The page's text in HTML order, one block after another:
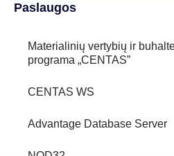
Paslaugos
Materialinių vertybių ir
programa „CENTAS”
CENTAS WS
Advantage Database Server